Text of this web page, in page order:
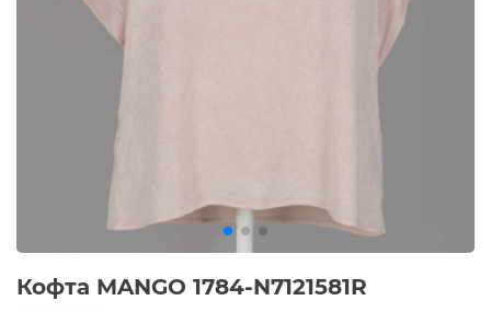
Кофта MANGO 1784-N7121581R